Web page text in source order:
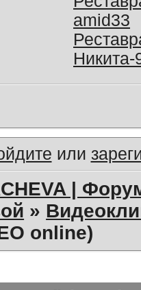
amid33
Никита-
или
|
»
online)